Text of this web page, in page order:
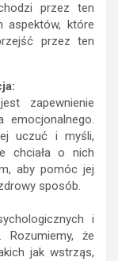
przez ten
aspektów, które
przez ten
zapewnienie
emocjonalnego.
uczuć i myśli,
chciała o nich
aby pomóc jej
sposób.
i
Rozumiemy, że
jak wstrząs,